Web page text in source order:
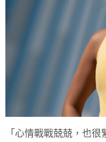
「心情戰戰兢兢，也